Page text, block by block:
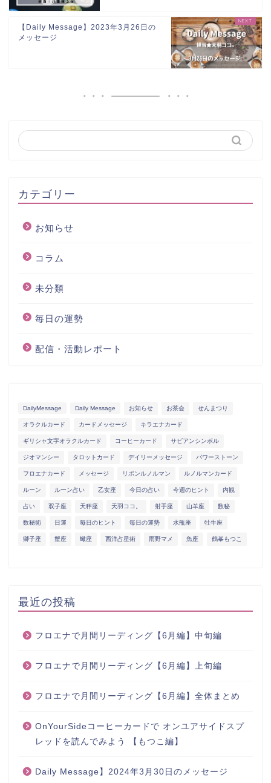
【Daily Message】2023年3月26日の
メッセージ
カテゴリー
お知らせ
コラム
未分類
毎日の運勢
配信・活動レポート
DailyMessage Daily Message お知らせ お茶会 せんまつり
オラクルカード カードメッセージ キラエナカード
ギリシャ文字オラクルカード コーヒーカード サビアンシンボル
ジオマンシー タロットカード デイリーメッセージ パワーストーン
フロエナカード メッセージ リボンルノルマン ルノルマンカード
ルーン ルーン占い 乙女座 今日の占い 今週のヒント 内観
占い 双子座 天秤座 天羽ココ。 射手座 山羊座 数秘
数秘術 日運 毎日のヒント 毎日の運勢 水瓶座 牡牛座
獅子座 蟹座 蠍座 西洋占星術 雨野マメ 魚座 鶴峯もつこ
最近の投稿
フロエナで月間リーディング【6月編】中旬編
フロエナで月間リーディング【6月編】上旬編
フロエナで月間リーディング【6月編】全体まとめ
OnYourSideコーヒーカードで オンユアサイドスプ
レッドを読んでみよう 【もつこ編】
Daily Message】2024年3月30日のメッセージ